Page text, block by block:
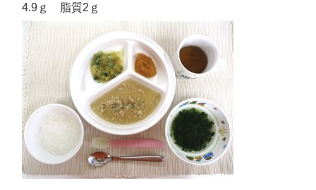
4.9ｇ 脂質2ｇ